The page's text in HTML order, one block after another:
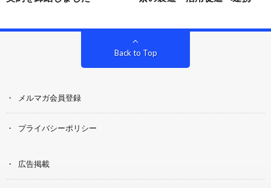
Back to Top
メルマガ会員登録
プライバシーポリシー
広告掲載